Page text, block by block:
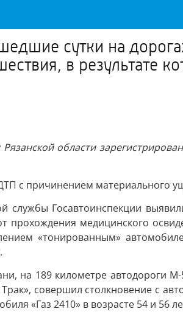
сутки на
в результате
области
с причинением материального
службы Госавтоинспекции
прохождения медицинского
«тонированным»
на 189 километре автодороги
совершил столкновение с
«Газ 2410» в возрасте 54 и